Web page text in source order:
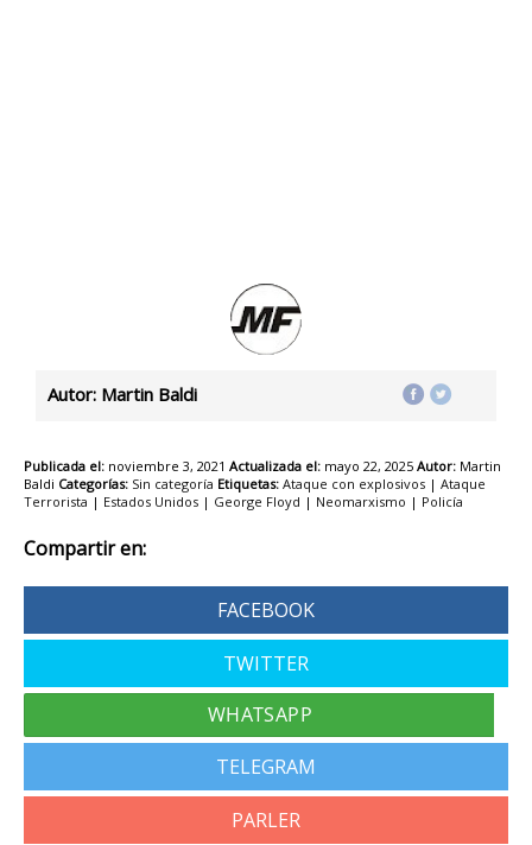
Autor: Martin Baldi
Publicada el: noviembre 3, 2021 Actualizada el: mayo 22, 2025 Autor: Martin
Baldi Categorías: Sin categoría Etiquetas: Ataque con explosivos | Ataque
Terrorista | Estados Unidos | George Floyd | Neomarxismo | Policía
Compartir en:
FACEBOOK
TWITTER
TELEGRAM
PARLER